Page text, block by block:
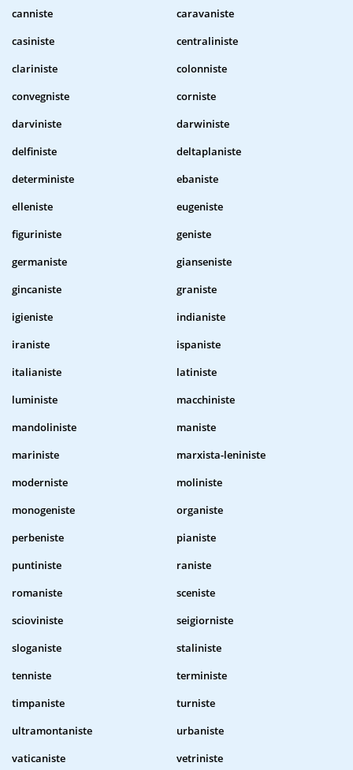
canniste
caravaniste
casiniste
centraliniste
clariniste
colonniste
convegniste
corniste
darviniste
darwiniste
delfiniste
deltaplaniste
deterministe
ebaniste
elleniste
eugeniste
figuriniste
geniste
germaniste
gianseniste
gincaniste
graniste
igieniste
indianiste
iraniste
ispaniste
italianiste
latiniste
luministe
macchiniste
mandoliniste
maniste
mariniste
marxista-leniniste
moderniste
moliniste
monogeniste
organiste
perbeniste
pianiste
puntiniste
raniste
romaniste
sceniste
scioviniste
seigiorniste
sloganiste
staliniste
tenniste
terministe
timpaniste
turniste
ultramontaniste
urbaniste
vaticaniste
vetriniste